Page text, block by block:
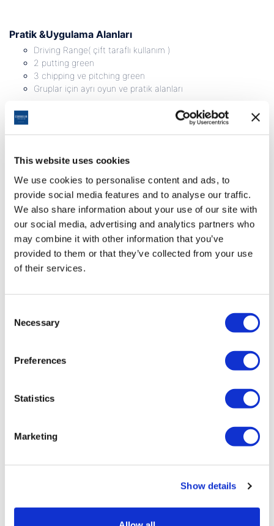
This website uses cookies
We use cookies to personalise content and ads, to
provide social media features and to analyse our traffic.
We also share information about your use of our site with
our social media, advertising and analytics partners who
may combine it with other information that you’ve
provided to them or that they’ve collected from your use
of their services.
Selection
Necessary
Preferences
Statistics
Marketing
Show details
Pratik &Uygulama Alanları
Driving Range( çift taraflı kullanım )
2 putting green
3 chipping ve pitching green
Gruplar için ayrı oyun ve pratik alanları
Diğer Hizmetler
4800 m2 Club House
Bar
Club House Restaurant
Pro Shop ( Dünyaca ünlü markalar bulunmaktadır.)
Soyunma Odaları
Bagaj Odası
Kiralık Buggy
Kiralık Troley
Kiralık Elektronik Troley
Cornelia Otelleri misafirleri için Cornelia Golf Club’e ücretsiz